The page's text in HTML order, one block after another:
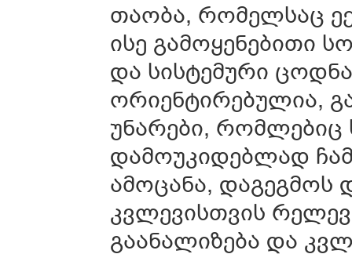
თაობა, რომელსაც
ისე გამოყენებითი
და სისტემური
ორიენტირებულია,
უნარები, რომლებიც
დამოუკიდებლად
ამოცანა, დაგეგმოს
კვლევისთვის
გაანალიზება და